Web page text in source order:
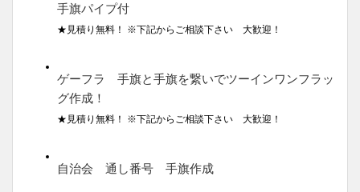
手旗パイプ付
★見積り無料！ ※下記からご相談下さい 大歓迎！
ゲーフラ 手旗と手旗を繋いでツーインワンフラッ
グ作成！
★見積り無料！ ※下記からご相談下さい 大歓迎！
自治会 通し番号 手旗作成